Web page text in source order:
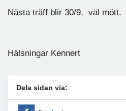
Nästa träff blir 30/9, väl mött.
Hälsningar Kennert
Dela sidan via: